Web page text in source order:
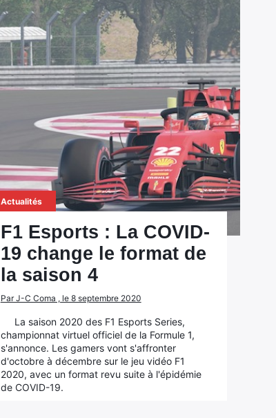
Actualités
F1 Esports : La COVID-
19 change le format de
la saison 4
Par J-C Coma , le 8 septembre 2020
La saison 2020 des F1 Esports Series,
championnat virtuel officiel de la Formule 1,
s'annonce. Les gamers vont s'affronter
d'octobre à décembre sur le jeu vidéo F1
2020, avec un format revu suite à l'épidémie
de COVID-19.